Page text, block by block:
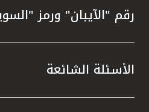
رقم "الآيبان" ورمز
الأسئلة الشائعة